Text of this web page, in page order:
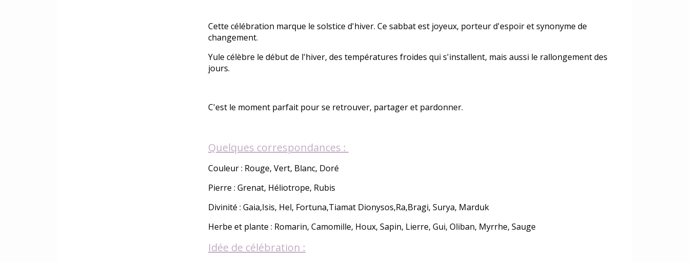
Cette célébration marque le solstice d'hiver. Ce sabbat est joyeux, porteur d'espoir et synonyme de
changement.
Yule célèbre le début de l'hiver, des températures froides qui s'installent, mais aussi le rallongement des
jours.
C'est le moment parfait pour se retrouver, partager et pardonner.
Quelques correspondances :
Couleur : Rouge, Vert, Blanc, Doré
Pierre : Grenat, Héliotrope, Rubis
Divinité : Gaia,Isis, Hel, Fortuna,Tiamat Dionysos,Ra,Bragi, Surya, Marduk
Herbe et plante : Romarin, Camomille, Houx, Sapin, Lierre, Gui, Oliban, Myrrhe, Sauge
Idée de célébration :